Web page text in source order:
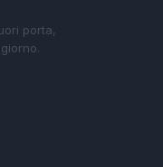
porta,